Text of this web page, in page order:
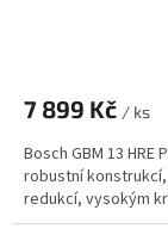
7 899 Kč / ks
Bosch GBM 13
robustní
redukcí, vysokým